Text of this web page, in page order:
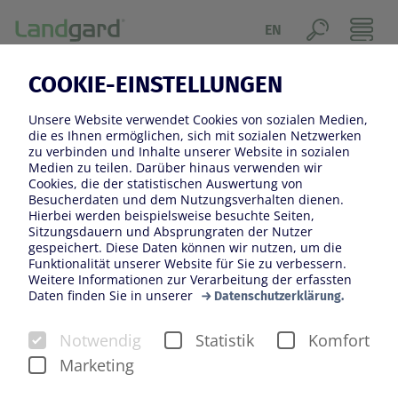
COOKIE-EINSTELLUNGEN
Unsere Website verwendet Cookies von sozialen Medien,
die es Ihnen ermöglichen, sich mit sozialen Netzwerken
zu verbinden und Inhalte unserer Website in sozialen
Medien zu teilen. Darüber hinaus verwenden wir
Cookies, die der statistischen Auswertung von
Besucherdaten und dem Nutzungsverhalten dienen.
Hierbei werden beispielsweise besuchte Seiten,
Sitzungsdauern und Absprungraten der Nutzer
gespeichert. Diese Daten können wir nutzen, um die
Funktionalität unserer Website für Sie zu verbessern.
Weitere Informationen zur Verarbeitung der erfassten
Daten finden Sie in unserer
Datenschutzerklärung.
Notwendig Statistik
Komfort
Marketing
EN
PRODUKTE
Landgard bietet den Kund*innen als
Erzeugergenossenschaft die breite Palette der
Sortimente der angeschlossenen Gartenbaubetriebe.
Dieses Sortiment wird ergänzt durch Zukäufe von
Produkten, die die Gärtner*innen nicht oder saisonal
bedingt nur in geringen Mengen anbieten können. So
bieten wir den Kund*innen das gesamte Spektrum von
A-Z, von der Anthurie bis zur Zwergpalme.
Bei der Landgard Blumen & Pflanzen GmbH können die
Kund*innen Schnittblumen, Beet- und Balkonpflanzen,